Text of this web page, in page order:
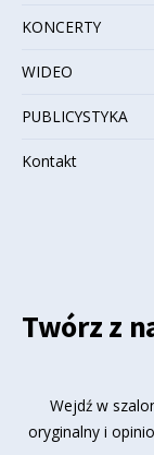
KONCERTY
WIDEO
PUBLICYSTYKA
Kontakt
Twórz z
Wejdź w
oryginalny i